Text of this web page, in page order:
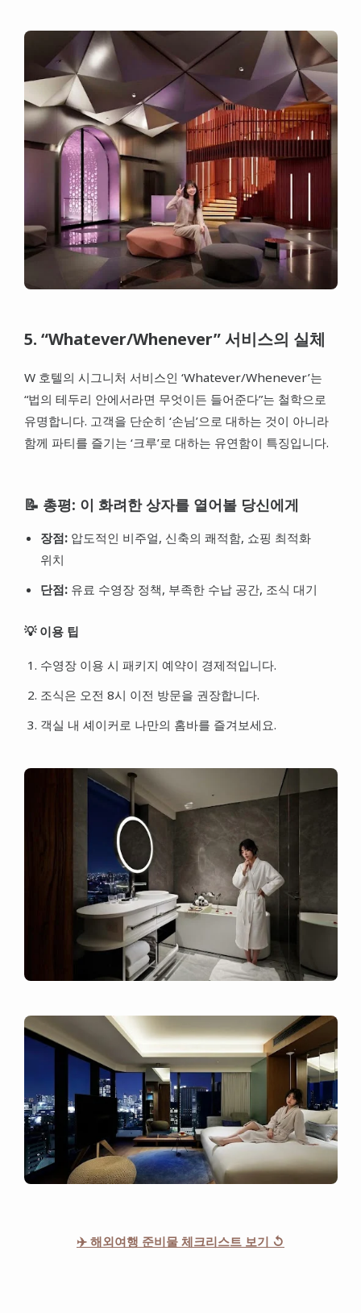
5. “Whatever/Whenever” 서비스의 실체
W 호텔의 시그니처 서비스인 ‘Whatever/Whenever’는
“법의 테두리 안에서라면 무엇이든 들어준다”는 철학으로
유명합니다. 고객을 단순히 ‘손님’으로 대하는 것이 아니라
함께 파티를 즐기는 ‘크루’로 대하는 유연함이 특징입니다.
📝 총평: 이 화려한 상자를 열어볼 당신에게
장점:압도적인 비주얼, 신축의 쾌적함, 쇼핑 최적화
위치
단점:유료 수영장 정책, 부족한 수납 공간, 조식 대기
💡 이용 팁
수영장 이용 시 패키지 예약이 경제적입니다.
조식은 오전 8시 이전 방문을 권장합니다.
객실 내 셰이커로 나만의 홈바를 즐겨보세요.
✈️ 해외여행 준비물 체크리스트 보기 ↺